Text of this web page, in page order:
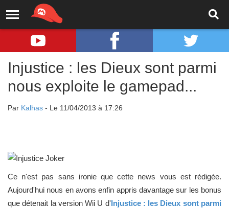
Injustice : les Dieux sont parmi
nous exploite le gamepad...
Par Kalhas - Le 11/04/2013 à 17:26
Ce n'est pas sans ironie que cette news vous est rédigée.
Aujourd'hui nous en avons enfin appris davantage sur les bonus
que détenait la version Wii U d'Injustice : les Dieux sont parmi